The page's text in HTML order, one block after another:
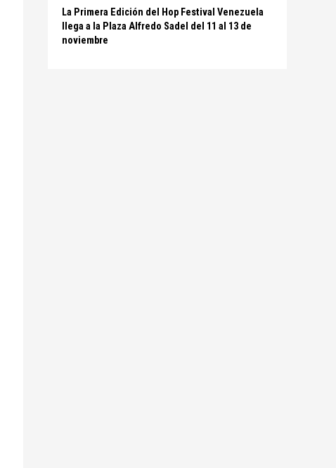
La Primera Edición del Hop Festival Venezuela
llega a la Plaza Alfredo Sadel del 11 al 13 de
noviembre